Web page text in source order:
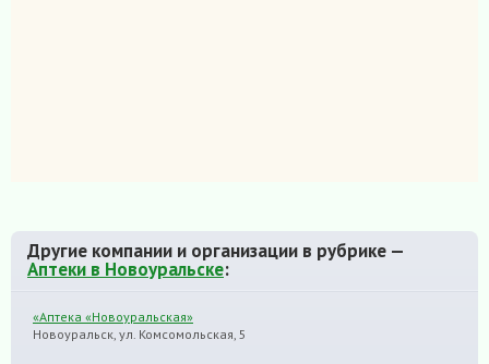
Другие компании и организации в рубрике —
Аптеки в Новоуральске:
«Аптека «Новоуральская»
Новоуральск, ул. Комсомольская, 5